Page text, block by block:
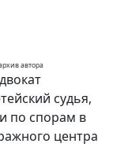
автора
судья,
по спорам в
центра